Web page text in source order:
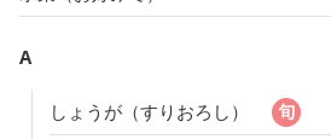
A
しょうが（すりおろし）